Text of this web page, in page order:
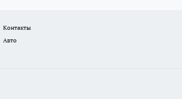
Контакты
Авто